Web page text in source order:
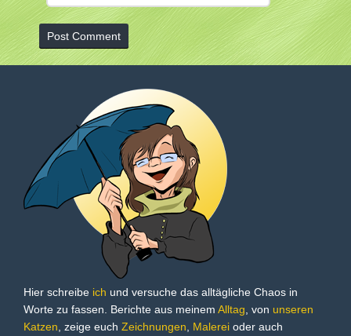
Hier schreibe ich und versuche das alltägliche Chaos in
Worte zu fassen. Berichte aus meinem Alltag , von unseren
Katzen , zeige euch Zeichnungen Malerei oder auch